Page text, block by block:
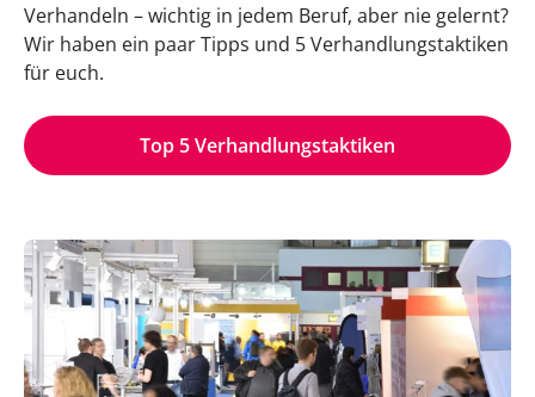
Verhandeln – wichtig in jedem Beruf, aber nie gelernt?
Wir haben ein paar Tipps und 5 Verhandlungstaktiken
für euch.
Top 5 Verhandlungstaktiken